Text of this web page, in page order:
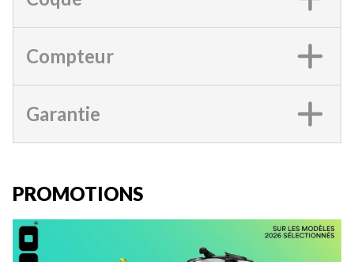
Compteur
Garantie
PROMOTIONS